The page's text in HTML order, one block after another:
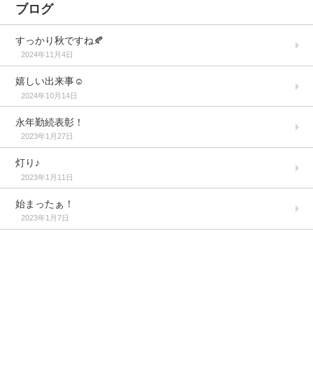
ブログ
すっかり秋ですね🍂
2024年11月4日
嬉しい出来事☺️
2024年10月14日
永年勤続表彰！
2023年1月27日
灯り♪
2023年1月11日
始まったぁ！
2023年1月7日